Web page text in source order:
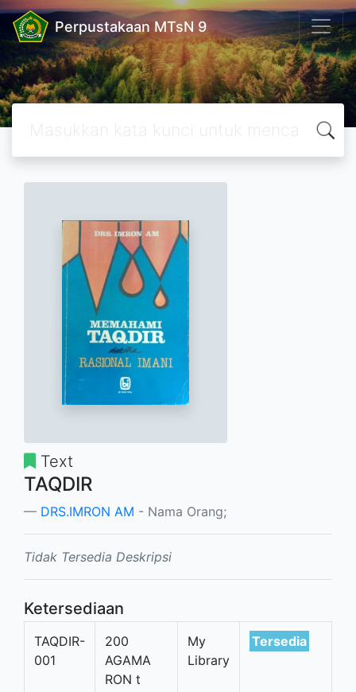
Perpustakaan MTsN 9
Text
TAQDIR
DRS.IMRON AM - Nama Orang;
Tidak Tersedia Deskripsi
Ketersediaan
TAQDIR-
001
200
AGAMA
RON t
My
Library
Tersedia